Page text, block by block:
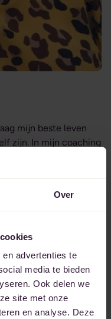
Over
advertenties te
media te bieden
Ook delen we
site met onze
en analyse. Deze
mijn beste leven
zijn. In mijn coaching
Wat is er
meer te gaan
te zetten in de
te komen. Ik hoor